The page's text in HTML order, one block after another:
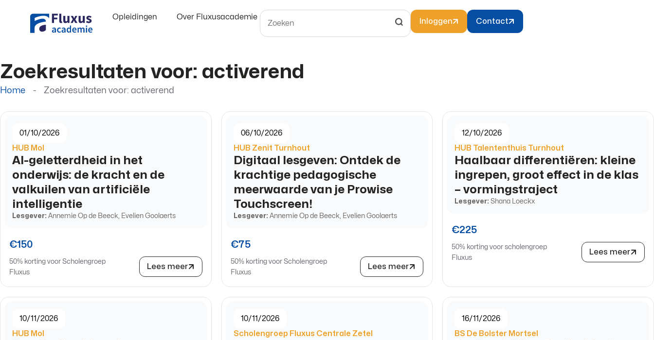
Opleidingen Over Fluxusacademie
Inloggen Contact
Zoekresultaten voor: activerend
Home - Zoekresultaten voor: activerend
01/10/2026
HUB Mol
AI-geletterdheid in het
onderwijs: de kracht en de
valkuilen van artificiële
intelligentie
Lesgever: Annemie Op de Beeck, Evelien Goolaerts
€150
50% korting voor Scholengroep
Fluxus
Lees meer
06/10/2026
HUB Zenit Turnhout
Digitaal lesgeven: Ontdek de
krachtige pedagogische
meerwaarde van je Prowise
Touchscreen!
Lesgever: Annemie Op de Beeck, Evelien Goolaerts
€75
50% korting voor Scholengroep
Fluxus
Lees meer
12/10/2026
HUB Talententhuis Turnhout
Haalbaar differentiëren: kleine
ingrepen, groot effect in de klas
– vormingstraject
Lesgever: Shana Loeckx
€225
50% korting voor scholengroep
Fluxus
Lees meer
10/11/2026
HUB Mol
10/11/2026
Scholengroep Fluxus Centrale Zetel
16/11/2026
BS De Bolster Mortsel